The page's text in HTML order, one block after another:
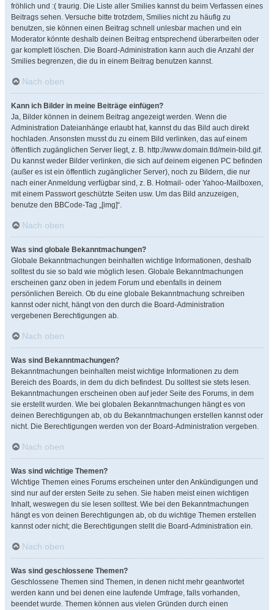
fröhlich und :( traurig. Die Liste aller Smilies kannst du beim Verfassen eines
Beitrags sehen. Versuche bitte trotzdem, Smilies nicht zu häufig zu
benutzen, sie können einen Beitrag schnell unlesbar machen und ein
Moderator könnte deshalb deinen Beitrag entsprechend überarbeiten oder
gar komplett löschen. Die Board-Administration kann auch die Anzahl der
Smilies begrenzen, die du in einem Beitrag benutzen kannst.
Nach oben
Kann ich Bilder in meine Beiträge einfügen?
Ja, Bilder können in deinem Beitrag angezeigt werden. Wenn die
Administration Dateianhänge erlaubt hat, kannst du das Bild auch direkt
hochladen. Ansonsten musst du zu einem Bild verlinken, das auf einem
öffentlich zugänglichen Server liegt, z. B. http://www.domain.tld/mein-bild.gif.
Du kannst weder Bilder verlinken, die sich auf deinem eigenen PC befinden
(außer es ist ein öffentlich zugänglicher Server), noch zu Bildern, die nur
nach einer Anmeldung verfügbar sind, z. B. Hotmail- oder Yahoo-Mailboxen,
mit einem Passwort geschützte Seiten usw. Um das Bild anzuzeigen,
benutze den BBCode-Tag „[img]“.
Nach oben
Was sind globale Bekanntmachungen?
Globale Bekanntmachungen beinhalten wichtige Informationen, deshalb
solltest du sie so bald wie möglich lesen. Globale Bekanntmachungen
erscheinen ganz oben in jedem Forum und ebenfalls in deinem
persönlichen Bereich. Ob du eine globale Bekanntmachung schreiben
kannst oder nicht, hängt von den durch die Board-Administration
vergebenen Berechtigungen ab.
Nach oben
Was sind Bekanntmachungen?
Bekanntmachungen beinhalten meist wichtige Informationen zu dem
Bereich des Boards, in dem du dich befindest. Du solltest sie stets lesen.
Bekanntmachungen erscheinen oben auf jeder Seite des Forums, in dem
sie erstellt wurden. Wie bei globalen Bekanntmachungen hängt es von
deinen Berechtigungen ab, ob du Bekanntmachungen erstellen kannst oder
nicht. Die Berechtigungen werden von der Board-Administration vergeben.
Nach oben
Was sind wichtige Themen?
Wichtige Themen eines Forums erscheinen unter den Ankündigungen und
sind nur auf der ersten Seite zu sehen. Sie haben meist einen wichtigen
Inhalt, weswegen du sie lesen solltest. Wie bei den Bekanntmachungen
hängt es von deinen Berechtigungen ab, ob du wichtige Themen erstellen
kannst oder nicht; die Berechtigungen stellt die Board-Administration ein.
Nach oben
Was sind geschlossene Themen?
Geschlossene Themen sind Themen, in denen nicht mehr geantwortet
werden kann und bei denen eine laufende Umfrage, falls vorhanden,
beendet wurde. Themen können aus vielen Gründen durch einen